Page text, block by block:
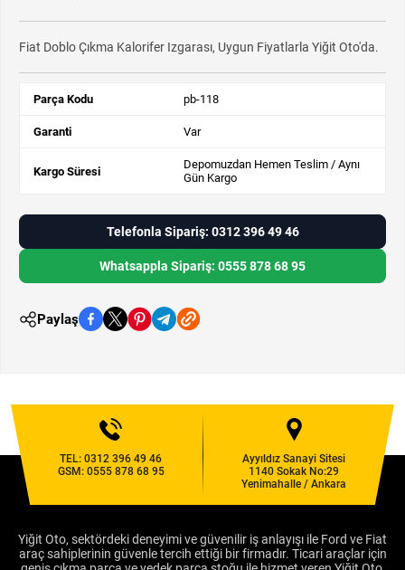
Fiat Doblo Çıkma Kalorifer Izgarası, Uygun Fiyatlarla Yiğit Oto'da.
Parça Kodu pb-118
Garanti Var
Kargo Süresi
Depomuzdan Hemen Teslim / Aynı
Gün Kargo
Telefonla Sipariş: 0312 396 49 46
Whatsappla Sipariş: 0555 878 68 95
Paylaş
TEL:0312 396 49 46
GSM: 0555 878 68 95
Ayyıldız Sanayi Sitesi
1140 Sokak No:29
Yenimahalle / Ankara
Yiğit Oto, sektördeki deneyimi ve güvenilir iş anlayışı ile Ford ve Fiat
araç sahiplerinin güvenle tercih ettiği bir firmadır. Ticari araçlar için